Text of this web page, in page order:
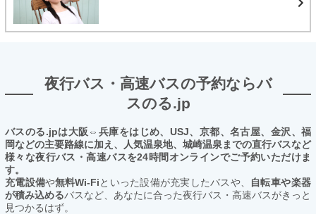
夜行バス・高速バスの予約ならバ
スのる.jp
バスのる.jpは大阪⇔兵庫をはじめ、USJ、京都、名古屋、金沢、福
岡などの主要路線に加え、人気温泉地、城崎温泉までの直行バスなど
様々な夜行バス・高速バスを24時間オンラインでご予約いただけま
す。
充電設備や無料Wi-Fiといった設備が充実したバスや、
自転車や楽器
が積み込めるバスなど、あなたに合った夜行バス・高速バスがきっと
見つかるはず。